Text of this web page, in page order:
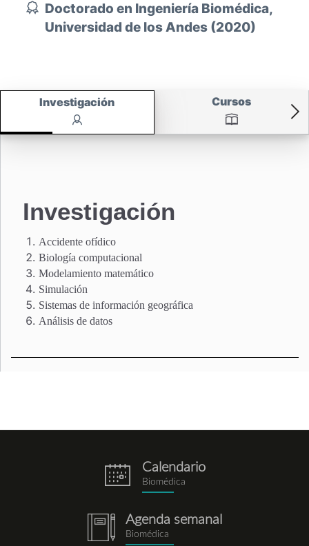
Doctorado en Ingeniería Biomédica,
Universidad de los Andes (2020)
Investigación Cursos
Investigación
Accidente ofídico
Biología computacional
Modelamiento matemático
Simulación
Sistemas de información geográfica
Análisis de datos
eventos.png
Calendario
Biomédica
notebook.png
Agenda semanal
Biomédica